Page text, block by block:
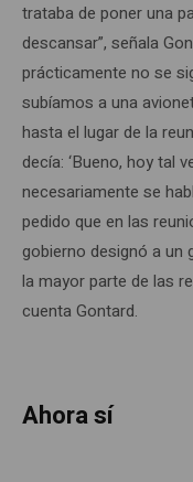
trataba de poner una
descansar”, señala
prácticamente no se
subíamos a una
hasta el lugar de la
decía: ‘Bueno, hoy tal
necesariamente se
pedido que en las
gobierno designó a un
la mayor parte de las
cuenta Gontard.
Ahora sí